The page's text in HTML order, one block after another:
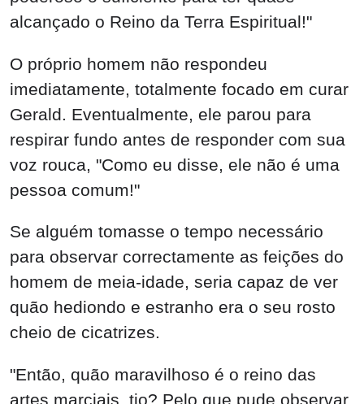
O próprio homem não respondeu
imediatamente, totalmente focado em curar
Gerald. Eventualmente, ele parou para
respirar fundo antes de responder com sua
voz rouca, "Como eu disse, ele não é uma
pessoa comum!"
Se alguém tomasse o tempo necessário
para observar correctamente as feições do
homem de meia-idade, seria capaz de ver
quão hediondo e estranho era o seu rosto
cheio de cicatrizes.
"Então, quão maravilhoso é o reino das
artes marciais, tio? Pelo que pude observar,